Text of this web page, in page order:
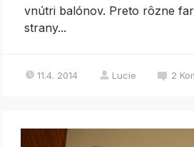
vnútri balónov. Preto rôzne
strany...
11.4. 2014 Lucie 2